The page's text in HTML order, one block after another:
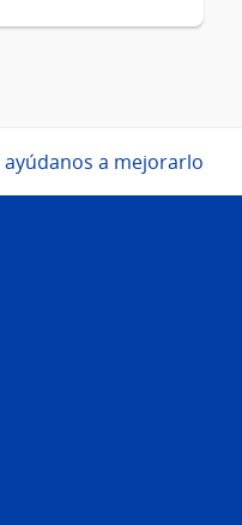
ayúdanos a mejorarlo